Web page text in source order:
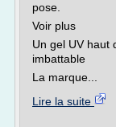
pose.
Voir plus
Un gel UV haut
imbattable
La marque...
Lire la suite